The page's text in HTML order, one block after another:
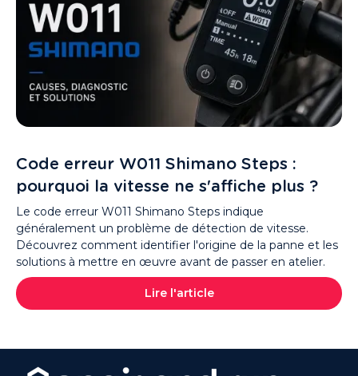
Code erreur W011 Shimano Steps :
pourquoi la vitesse ne s'affiche plus ?
Le code erreur W011 Shimano Steps indique
généralement un problème de détection de vitesse.
Découvrez comment identifier l'origine de la panne et les
solutions à mettre en œuvre avant de passer en atelier.
Lire l'article